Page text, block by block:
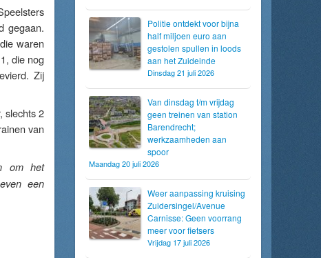
gegaan.
waren
die nog
Zij
slechts 2
van
om het
een
Politie ontdekt voor bijna
half miljoen euro aan
gestolen spullen in loods
aan het Zuideinde
Dinsdag 21 juli 2026
Van dinsdag t/m vrijdag
geen treinen van station
Barendrecht;
werkzaamheden aan
spoor
Maandag 20 juli 2026
Weer aanpassing kruising
Zuidersingel/Avenue
Carnisse: Geen voorrang
meer voor fietsers
Vrijdag 17 juli 2026